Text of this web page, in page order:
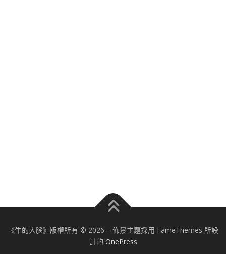
《牛的大腦》版權所有 © 2026 – 佈景主題採用 FameThemes 所設
計的 OnePress